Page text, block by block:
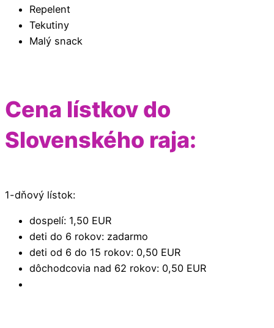
Repelent
Tekutiny
Malý snack
Cena lístkov do
Slovenského raja:
1-dňový lístok:
dospelí: 1,50 EUR
deti do 6 rokov: zadarmo
deti od 6 do 15 rokov: 0,50 EUR
dôchodcovia nad 62 rokov: 0,50 EUR